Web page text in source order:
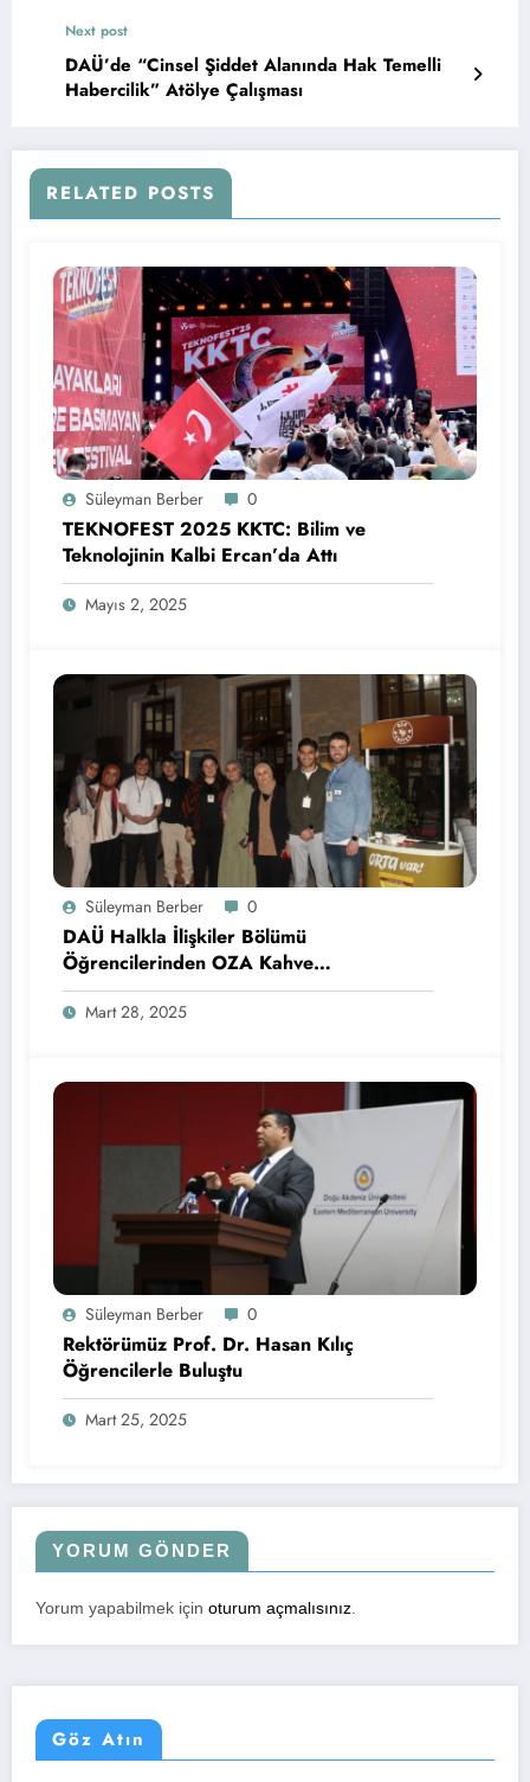
Next post
DAÜ’de “Cinsel Şiddet Alanında Hak Temelli
Habercilik” Atölye Çalışması
RELATED POSTS
Süleyman Berber 0
TEKNOFEST 2025 KKTC: Bilim ve
Teknolojinin Kalbi Ercan’da Attı
Mayıs 2, 2025
Süleyman Berber 0
DAÜ Halkla İlişkiler Bölümü
Öğrencilerinden OZA Kahve
Sponsorluğunda Lezzetli Bir Etkinlik
Mart 28, 2025
Süleyman Berber 0
Rektörümüz Prof. Dr. Hasan Kılıç
Öğrencilerle Buluştu
Mart 25, 2025
YORUM GÖNDER
Yorum yapabilmek için oturum açmalısınız
Göz Atın